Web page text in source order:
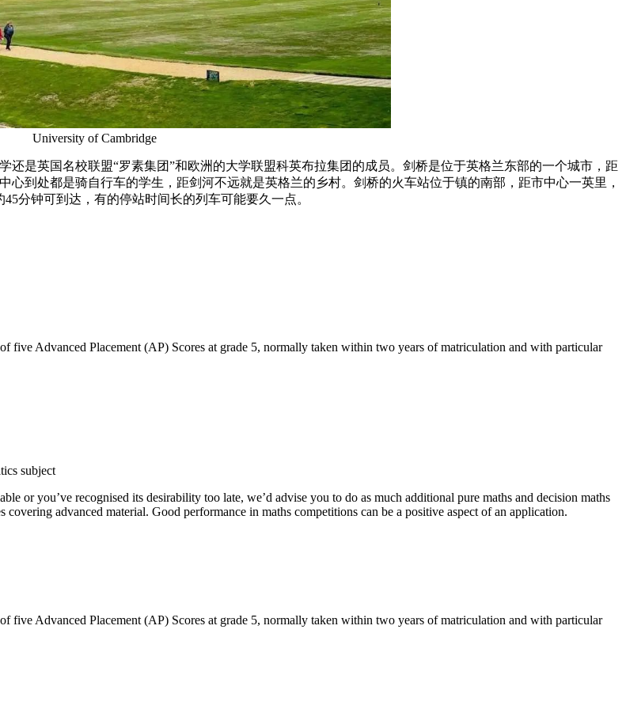
University of Cambridge
是英国名校联盟“罗素集团”和欧洲的大学联盟科英布拉集团的成员。剑桥是位于英格兰东部的一个城市，距
到处都是骑自行车的学生，距剑河不远就是英格兰的乡村。剑桥的火车站位于镇的南部，距市中心一英里，
分钟可到达，有的停站时间长的列车可能要久一点。
Advanced Placement (AP) Scores at grade 5, normally taken within two years of matriculation and with particular
subject
or you’ve recognised its desirability too late, we’d advise you to do as much additional pure maths and decision maths
advanced material. Good performance in maths competitions can be a positive aspect of an application.
Advanced Placement (AP) Scores at grade 5, normally taken within two years of matriculation and with particular